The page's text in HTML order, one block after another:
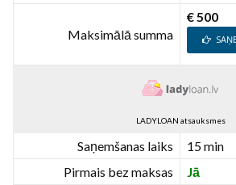
Maksimālā summa
€ 500
LADYLOAN atsauksmes
Saņemšanas laiks
15 min
Pirmais bez maksas
Jā